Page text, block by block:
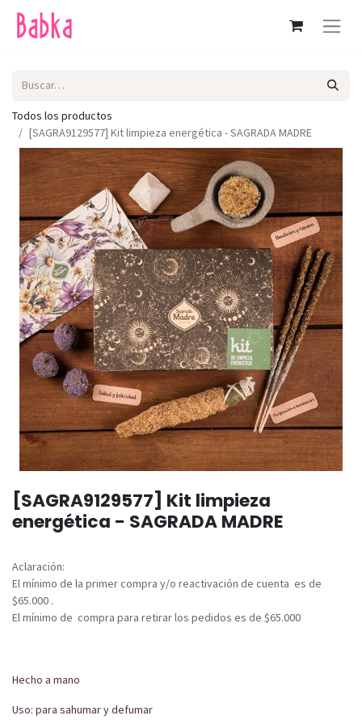
Todos los productos
[SAGRA9129577] Kit limpieza energética - SAGRADA MADRE
[SAGRA9129577] Kit limpieza
energética - SAGRADA MADRE
Aclaración:
El mínimo de la primer compra y/o reactivación de cuenta es de
$65.000 .
El mínimo de compra para retirar los pedidos es de $65.000
Hecho a mano
Uso: para sahumar y defumar